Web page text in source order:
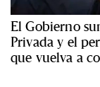
El Gobierno
Privada y el
que vuelva a